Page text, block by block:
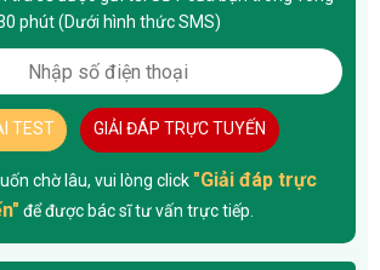
phút (Dưới hình thức SMS)
TEST GIẢI ĐÁP TRỰC TUYẾN
chờ lâu, vui lòng click "Giải đáp trực
để được bác sĩ tư vấn trực tiếp.